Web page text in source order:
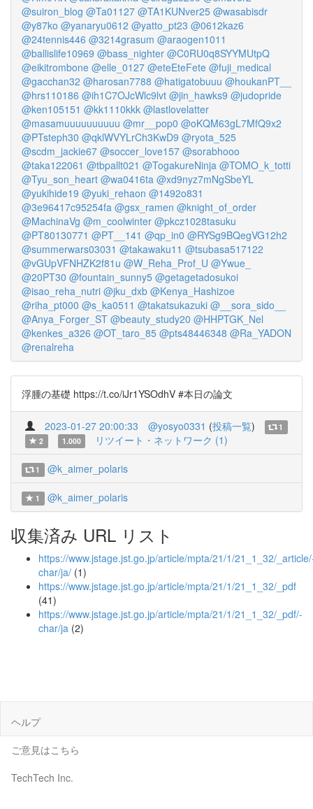
@suiron_blog @Ta01127 @TA1KUNver25 @wasabisdr
@y87ko @yanaryu0612 @yatto_pt23 @0612kaz6
@24tennis446 @3214grasum @araogen1011
@ballislife10969 @bass_nighter @C0RU0q8SYYMUtpQ
@eikitrombone @elle_0127 @eteEteFete @fuji_medical
@gacchan32 @harosan7788 @hatigatobuuu @houkanPT__
@hrs110186 @ih1C7OJcWlc9lvt @jin_hawks9 @judopride
@ken105151 @kk1110kkk @lastlovelatter
@masamuuuuuuuuuu @mr__pop0 @oKQM63gL7MfQ9x2
@PTsteph30 @qklWVYLrCh3KwD9 @ryota_525
@scdm_jackie67 @soccer_love157 @sorabhooo
@taka122061 @tbpallt021 @TogakureNinja @TOMO_k_totti
@Tyu_son_heart @wa0416ta @xd9nyz7mNgSbeYL
@yukihide19 @yuki_rehaon @1492o831
@3e96417c95254fa @gsx_ramen @knight_of_order
@MachinaVg @m_coolwinter @pkcz1028tasuku
@PT80130771 @PT__141 @qp_in0 @RYSg9BQegVG12h2
@summerwars03031 @takawaku11 @tsubasa517122
@vGUpVFNHZK2f81u @W_Reha_Prof_U @Ywue_
@20PT30 @fountain_sunny5 @getagetadosukoi
@isao_reha_nutri @jku_dxb @Kenya_Hashizoe
@riha_pt000 @s_ka0511 @takatsukazuki @__sora_sido__
@Anya_Forger_ST @beauty_study20 @HHPTGK_Nel
@kenkes_a326 @OT_taro_85 @pts48446348 @Ra_YADON
@renalreha
浮腫の基礎 https://t.co/iJr1YSOdhV #本日の論文
2023-01-27 20:00:33 @yosyo0331 (投稿一覧)
1
2
1.000 リツイート・ネットワーク (1)
1 @k_aimer_polaris
1 @k_aimer_polaris
収集済み URL リスト
https://www.jstage.jst.go.jp/article/mpta/21/1/21_1_32/
char/ja/ (1)
https://www.jstage.jst.go.jp/article/mpta/21/1/21_1_32/_pdf
(41)
https://www.jstage.jst.go.jp/article/mpta/21/1/21_1_32/_pdf/-
char/ja (2)
ヘルプ
ご意見はこちら
TechTech Inc.